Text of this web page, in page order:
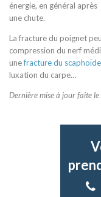
énergie, en général après
une chute.
La fracture du poignet
compression du nerf
unefracture du scaphoïde
luxation du carpe…
Dernière mise à jour faite